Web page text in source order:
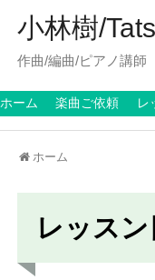
小林樹/
作曲/編曲/ピアノ講師
ホーム 楽曲ご依頼 レ
ホーム
レッス